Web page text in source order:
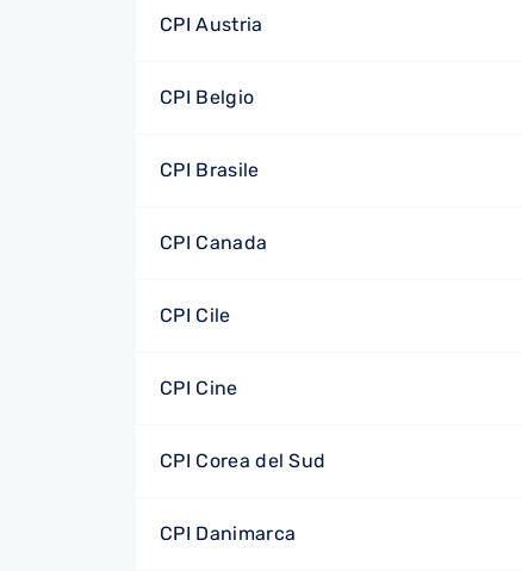
CPI Austria
CPI Belgio
CPI Brasile
CPI Canada
CPI Cile
CPI Cine
CPI Corea del Sud
CPI Danimarca